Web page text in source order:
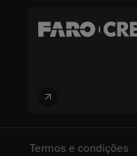
Termos e condições